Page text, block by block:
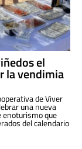
el
la vendimia
de Viver
una nueva
enoturismo que
del calendario